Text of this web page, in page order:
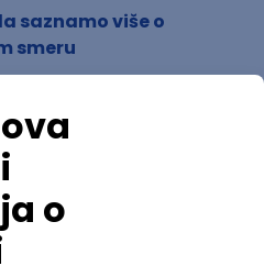
saznamo više o
smeru
ocenu